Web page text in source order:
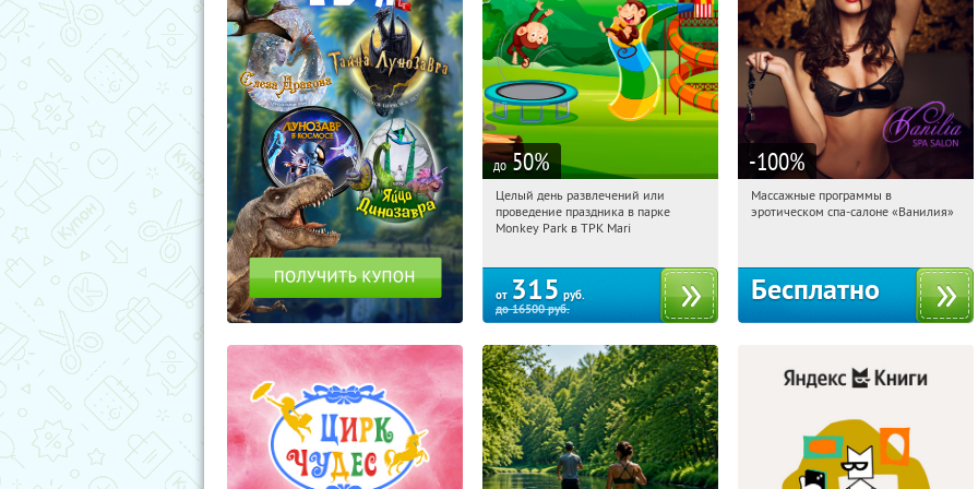
до 50%
09:06:20 Купили:
Братиславская
Целый день развлечений или
проведение праздника в парке
Monkey Park в ТРК Mari
от 315 руб.
до16500руб.
-100%
09:06:20 Получили:
Массажные программы в
эротическом спа-салоне «Ванилия»
Бесплатно